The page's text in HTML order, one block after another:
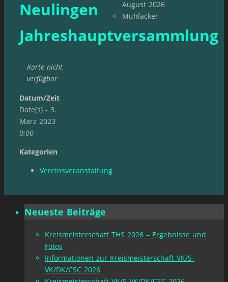
Neulingen
Jahreshauptversammlung
Karte nicht
verfügbar
Datum/Zeit
Date(s) - 3.
März 2023
0:00
Kategorien
Vereinsveranstaltung
August 2026
Mühlacker
Neueste Beiträge
Kreismeisterschaft THS 2026 – Ergebnisse und
Fotos
Informationen zur Kreismeisterschaft VK/S-
VK/DK/CSC 2026